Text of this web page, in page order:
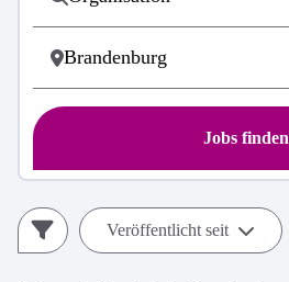
Jobs finden
Veröffentlicht seit